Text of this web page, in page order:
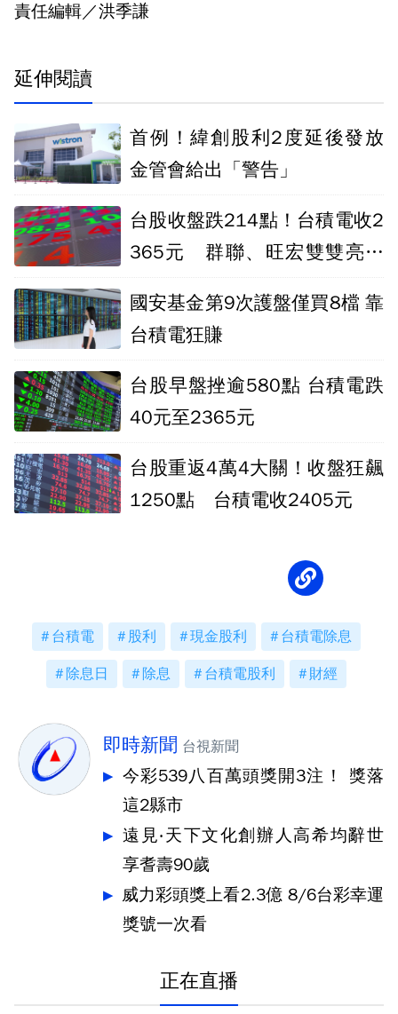
責任編輯／洪季謙
延伸閱讀
首例！緯創股利2度延後發放
金管會給出「警告」
台股收盤跌214點！台積電收2
365元 群聯、旺宏雙雙亮燈
國安基金第9次護盤僅買8檔 靠
台積電狂賺
台股早盤挫逾580點 台積電跌
40元至2365元
台股重返4萬4大關！收盤狂飆
1250點 台積電收2405元
台積電 股利 現金股利 台積電除息
除息日 除息 台積電股利 財經
即時新聞 台視新聞
今彩539八百萬頭獎開3注！ 獎落
這2縣市
遠見‧天下文化創辦人高希均辭世
享耆壽90歲
威力彩頭獎上看2.3億 8/6台彩幸運
獎號一次看
正在直播